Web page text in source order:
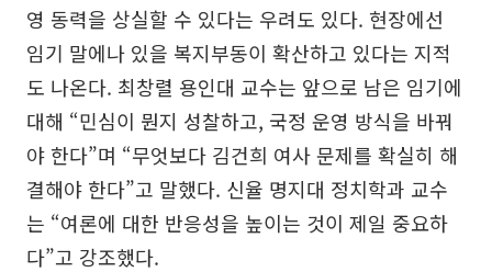
영 동력을 상실할 수 있다는 우려도 있다. 현장에선
임기 말에나 있을 복지부동이 확산하고 있다는 지적
도 나온다. 최창렬 용인대 교수는 앞으로 남은 임기에
대해 “민심이 뭔지 성찰하고, 국정 운영 방식을 바꿔
야 한다”며 “무엇보다 김건희 여사 문제를 확실히 해
결해야 한다”고 말했다. 신율 명지대 정치학과 교수
는 “여론에 대한 반응성을 높이는 것이 제일 중요하
다”고 강조했다.